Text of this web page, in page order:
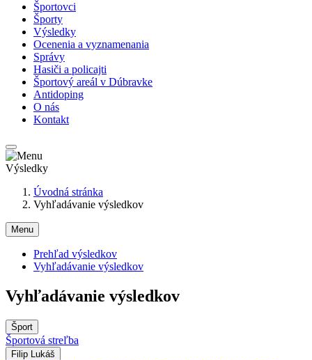
Športovci
Športy
Výsledky
Ocenenia a vyznamenania
Správy
Hasiči a policajti
Športový areál v Dúbravke
Antidoping
O nás
Kontakt
Výsledky
Úvodná stránka
Vyhľadávanie výsledkov
Menu
Prehľad výsledkov
Vyhľadávanie výsledkov
Vyhľadávanie výsledkov
Šport
Športová streľba
Filip Lukáš